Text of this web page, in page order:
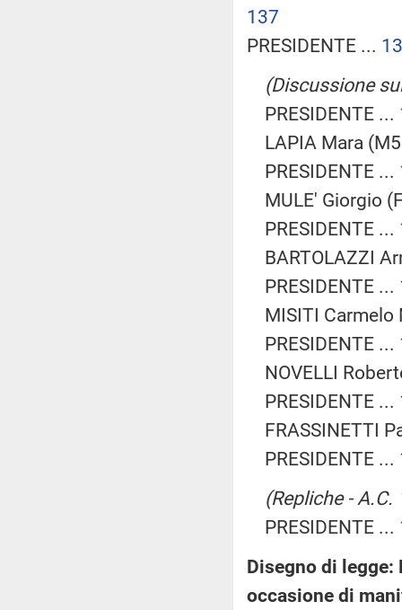
137
PRESIDENTE ...
(Discussione
PRESIDENTE ...
LAPIA Mara
PRESIDENTE ...
MULE' Giorgio
PRESIDENTE ...
BARTOLAZZI
PRESIDENTE ...
MISITI
PRESIDENTE ...
NOVELLI
PRESIDENTE ...
FRASSINETTI
PRESIDENTE ...
(Repliche -
PRESIDENTE ...
Disegno di
occasione di